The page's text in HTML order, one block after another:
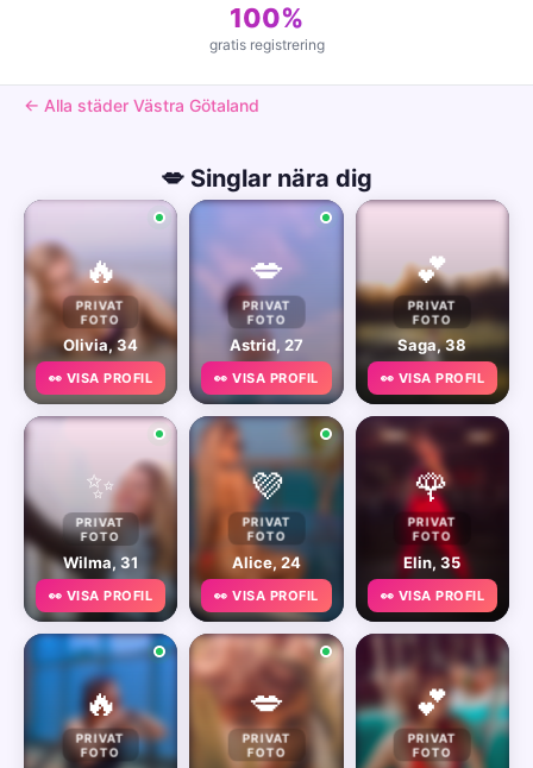
100%
gratis registrering
← Alla städer Västra Götaland
💋 Singlar nära dig
🔥
PRIVAT
FOTO
Olivia, 34
👀 VISA PROFIL
💋
PRIVAT
FOTO
Astrid, 27
👀 VISA PROFIL
💕
PRIVAT
FOTO
Saga, 38
👀 VISA PROFIL
✨
PRIVAT
FOTO
Wilma, 31
👀 VISA PROFIL
💜
PRIVAT
FOTO
Alice, 24
👀 VISA PROFIL
🌹
PRIVAT
FOTO
Elin, 35
👀 VISA PROFIL
🔥
PRIVAT
FOTO
💋
PRIVAT
FOTO
💕
PRIVAT
FOTO